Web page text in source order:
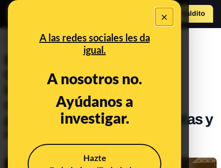
×
A las redes sociales les da
igual.
A nosotros no.
Ayúdanos a
investigar.
Hazte
Hazte Maldito
El papel de Leire Díez en
Correos y su supuesta
implicación en el voto por
correo de elecciones las
generales de 2023: preguntas y
Publicado el